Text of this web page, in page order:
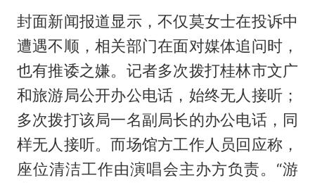
封面新闻报道显示，不仅莫女士在投诉中
遭遇不顺，相关部门在面对媒体追问时，
也有推诿之嫌。记者多次拨打桂林市文广
和旅游局公开办公电话，始终无人接听；
多次拨打该局一名副局长的办公电话，同
样无人接听。而场馆方工作人员回应称，
座位清洁工作由演唱会主办方负责。“游